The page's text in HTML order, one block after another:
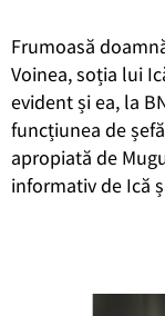
Frumoasă
Voinea, soția lui
evident și ea, la
funcțiunea de
apropiată de
informativ de Ică